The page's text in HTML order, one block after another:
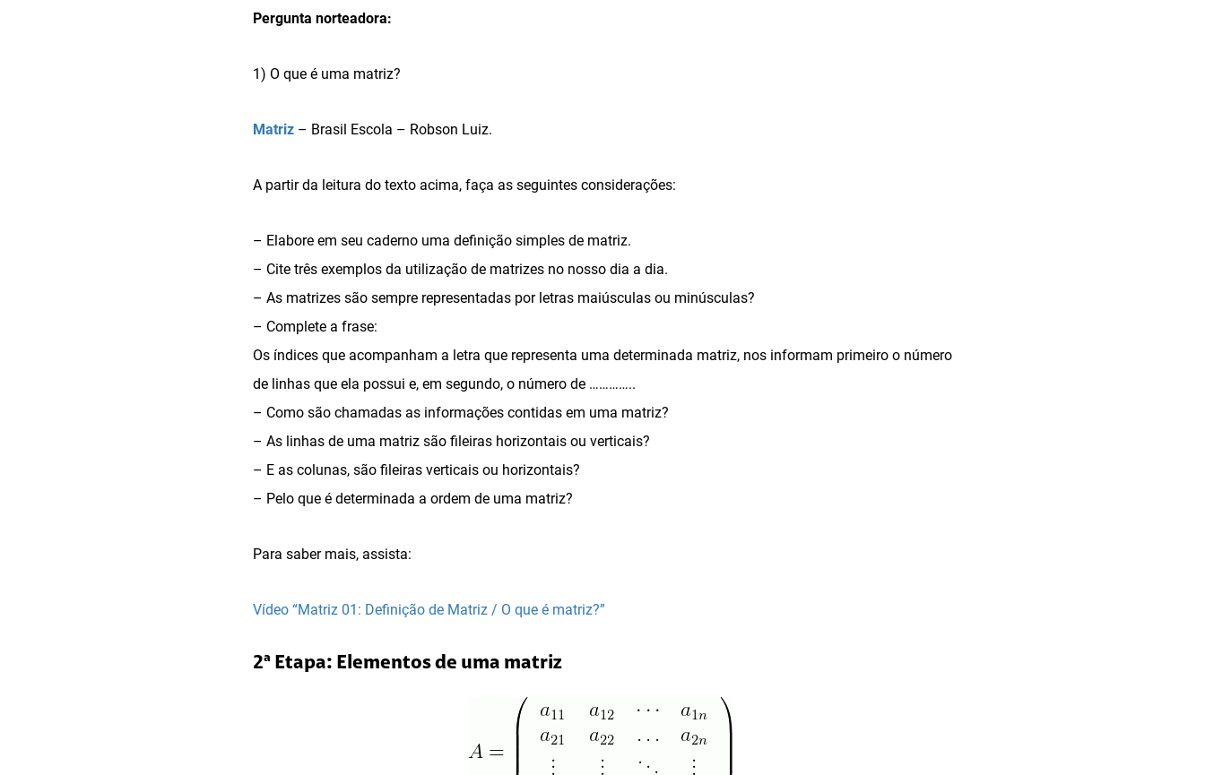
Pergunta norteadora:
1) O que é uma matriz?
Matriz – Brasil Escola – Robson Luiz.
A partir da leitura do texto acima, faça as seguintes considerações:
– Elabore em seu caderno uma definição simples de matriz.
– Cite três exemplos da utilização de matrizes no nosso dia a dia.
– As matrizes são sempre representadas por letras maiúsculas ou minúsculas?
– Complete a frase:
Os índices que acompanham a letra que representa uma determinada matriz, nos informam primeiro o número
de linhas que ela possui e, em segundo, o número de …………..
– Como são chamadas as informações contidas em uma matriz?
– As linhas de uma matriz são fileiras horizontais ou verticais?
– E as colunas, são fileiras verticais ou horizontais?
– Pelo que é determinada a ordem de uma matriz?
Para saber mais, assista:
Vídeo “Matriz 01: Definição de Matriz / O que é matriz?”
2ª Etapa: Elementos de uma matriz